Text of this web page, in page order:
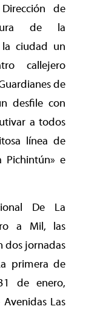
de
de la
ciudad un
callejero
de
desfile con
a todos
línea de
Pichintún» e
De La
a Mil, las
dos jornadas
primera de
de enero,
Las